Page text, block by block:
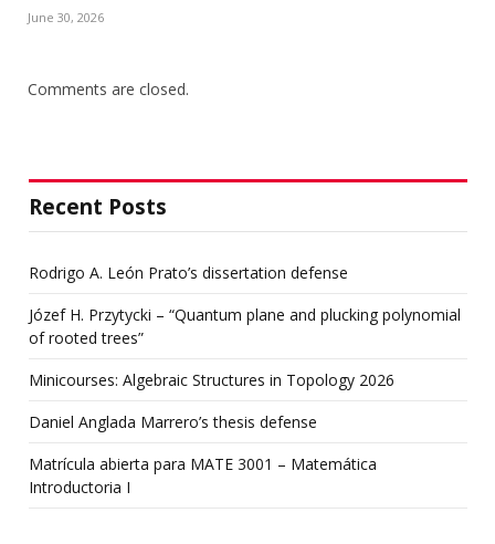
June 30, 2026
Comments are closed.
Recent Posts
Rodrigo A. León Prato’s dissertation defense
Józef H. Przytycki – “Quantum plane and plucking polynomial
of rooted trees”
Minicourses: Algebraic Structures in Topology 2026
Daniel Anglada Marrero’s thesis defense
Matrícula abierta para MATE 3001 – Matemática
Introductoria I